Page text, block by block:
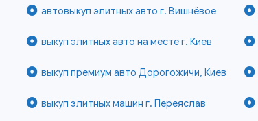
автовыкуп элитных авто г. Вишнёвое
выкуп элитных авто на месте г. Киев
выкуп премиум авто Дорогожичи, Киев
выкуп элитных машин г. Переяслав